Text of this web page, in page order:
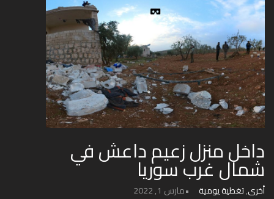
داخل منزل زعيم داعش في
شمال غرب سوريا
أخرى,تغطية يومية مارس 1, 2022